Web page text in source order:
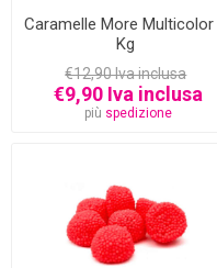
Caramelle More Multicolor
Kg
€12,90 Iva inclusa
€9,90 Iva inclusa
più spedizione